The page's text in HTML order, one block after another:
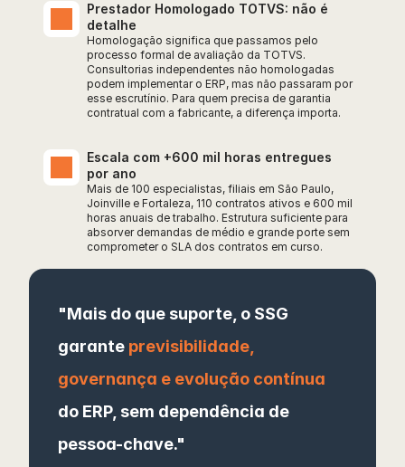
Prestador Homologado TOTVS: não é
detalhe
Homologação significa que passamos pelo
processo formal de avaliação da TOTVS.
Consultorias independentes não homologadas
podem implementar o ERP, mas não passaram por
esse escrutínio. Para quem precisa de garantia
contratual com a fabricante, a diferença importa.
Escala com +600 mil horas entregues
por ano
Mais de 100 especialistas, filiais em São Paulo,
Joinville e Fortaleza, 110 contratos ativos e 600 mil
horas anuais de trabalho. Estrutura suficiente para
absorver demandas de médio e grande porte sem
comprometer o SLA dos contratos em curso.
"Mais do que suporte, o SSG
garante previsibilidade,
governança e evolução contínua
do ERP, sem dependência de
pessoa-chave."